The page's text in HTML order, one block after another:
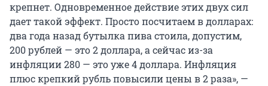
крепнет. Одновременное действие этих двух сил
дает такой эффект. Просто посчитаем в долларах:
два года назад бутылка пива стоила, допустим,
200 рублей — это 2 доллара, а сейчас из-за
инфляции 280 — это уже 4 доллара. Инфляция
плюс крепкий рубль повысили цены в 2 раза», —